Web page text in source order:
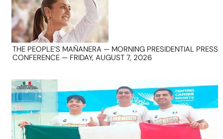
THE PEOPLE’S MAÑANERA — MORNING PRESIDENTIAL PRESS
CONFERENCE — FRIDAY, AUGUST 7, 2026